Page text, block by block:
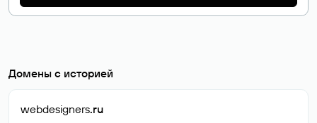
Домены с историей
webdesigners.ru